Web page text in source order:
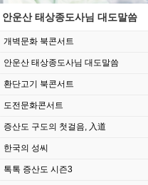
안운산 태상종도사님 대도말씀
개벽문화 북콘서트
안운산 태상종도사님 대도말씀
환단고기 북콘서트
도전문화콘서트
증산도 구도의 첫걸음, 入道
한국의 성씨
톡톡 증산도 시즌3